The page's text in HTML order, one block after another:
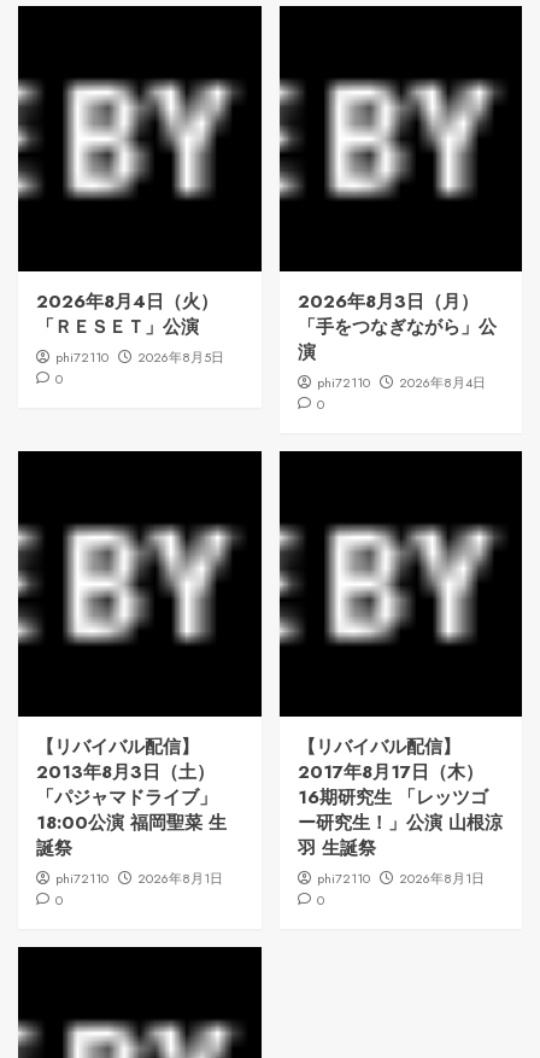
2026年8月4日（火）
「ＲＥＳＥＴ」公演
phi72110
2026年8月5日
0
2026年8月3日（月）
「手をつなぎながら」公
演
phi72110
2026年8月4日
0
【リバイバル配信】
2013年8月3日（土）
「パジャマドライブ」
18:00公演 福岡聖菜 生
誕祭
phi72110
2026年8月1日
0
【リバイバル配信】
2017年8月17日（木）
16期研究生 「レッツゴ
ー研究生！」公演 山根涼
羽 生誕祭
phi72110
2026年8月1日
0